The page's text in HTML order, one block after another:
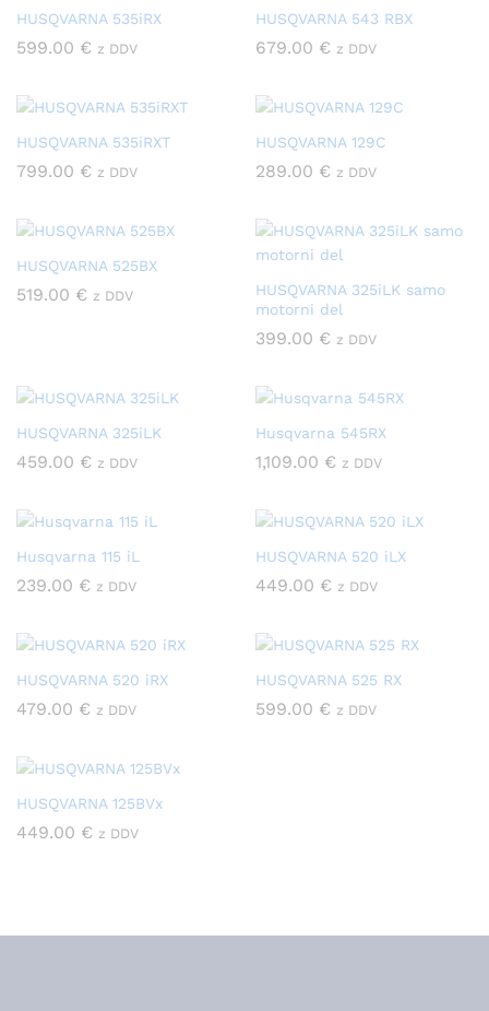
HUSQVARNA 535iRX
599.00 € z DDV
HUSQVARNA 543 RBX
679.00 € z DDV
HUSQVARNA 535iRXT
799.00 € z DDV
HUSQVARNA 129C
289.00 € z DDV
HUSQVARNA 525BX
519.00 € z DDV
HUSQVARNA 325iLK samo
motorni del
399.00 € z DDV
HUSQVARNA 325iLK
459.00 € z DDV
Husqvarna 545RX
1,109.00 € z DDV
Husqvarna 115 iL
239.00 € z DDV
HUSQVARNA 520 iLX
449.00 € z DDV
HUSQVARNA 520 iRX
479.00 € z DDV
HUSQVARNA 525 RX
599.00 € z DDV
HUSQVARNA 125BVx
449.00 € z DDV